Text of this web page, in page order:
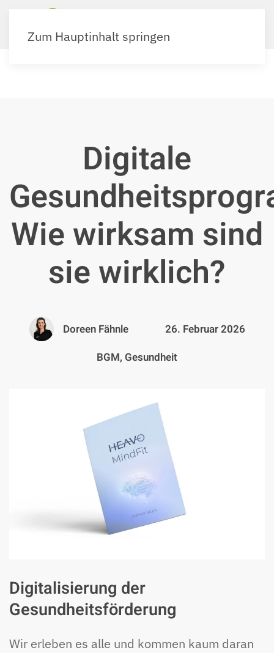
Zum Hauptinhalt springen
Digitale
Wie wirksam sind
sie wirklich?
Doreen Fähnle
26. Februar 2026
BGM, Gesundheit
Digitalisierung der
Gesundheitsförderung
Wir erleben es alle und kommen kaum daran